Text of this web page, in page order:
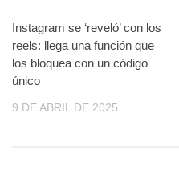
Instagram se ‘reveló’ con los
reels: llega una función que
los bloquea con un código
único
9 DE ABRIL DE 2025